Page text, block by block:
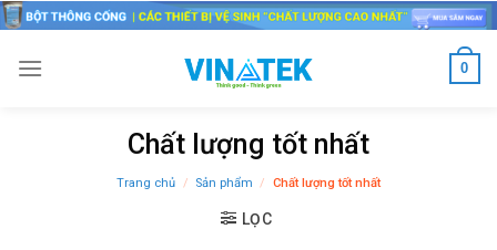
Skip
content
0
Chất lượng tốt nhất
Trang chủ / Sản phẩm / Chất lượng tốt nhất
LỌC